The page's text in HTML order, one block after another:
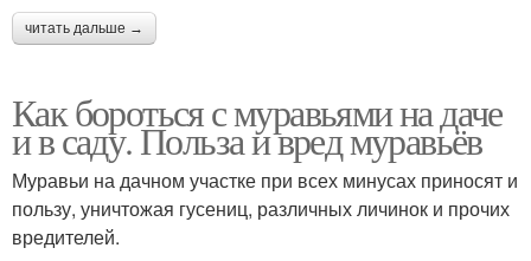
читать дальше →
Как бороться с муравьями на даче
и в саду. Польза и вред муравьёв
Муравьи на дачном участке при всех минусах приносят и
пользу, уничтожая гусениц, различных личинок и прочих
вредителей.